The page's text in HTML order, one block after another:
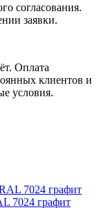
согласования.
заявки.
Оплата
клиентов и
условия.
7024 графит